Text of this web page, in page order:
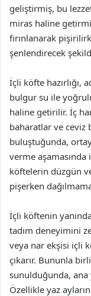
geliştirmiş, bu
miras haline
fırınlanarak
şenlendirecek
İçli köfte hazırlığı,
bulgur su ile
haline getirilir. İç
baharatlar ve ceviz
buluştuğunda,
verme
köftelerin düzgün
pişerken
İçli köftenin
tadım deneyimini
veya nar ekşisi içli
çıkarır. Bununla
sunulduğunda,
Özellikle yaz